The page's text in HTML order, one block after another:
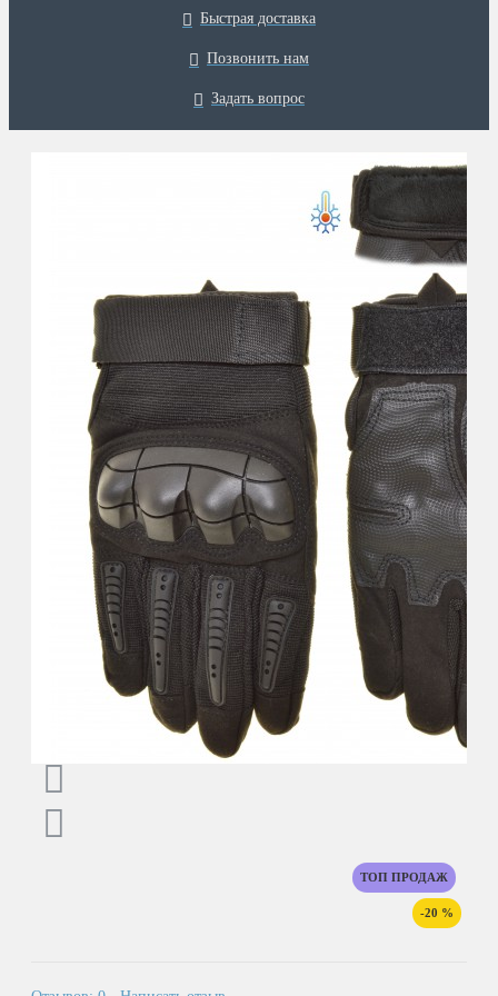
Быстрая доставка
Позвонить нам
Задать вопрос
ТОП ПРОДАЖ
-20 %